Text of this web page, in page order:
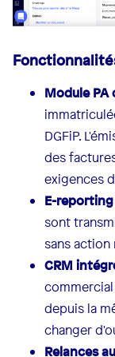
Module PA
DGFiP.
des
exigences
E-
sont
sans
CRM
depuis la
changer
Relances